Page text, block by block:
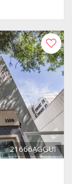
21666AGGUI